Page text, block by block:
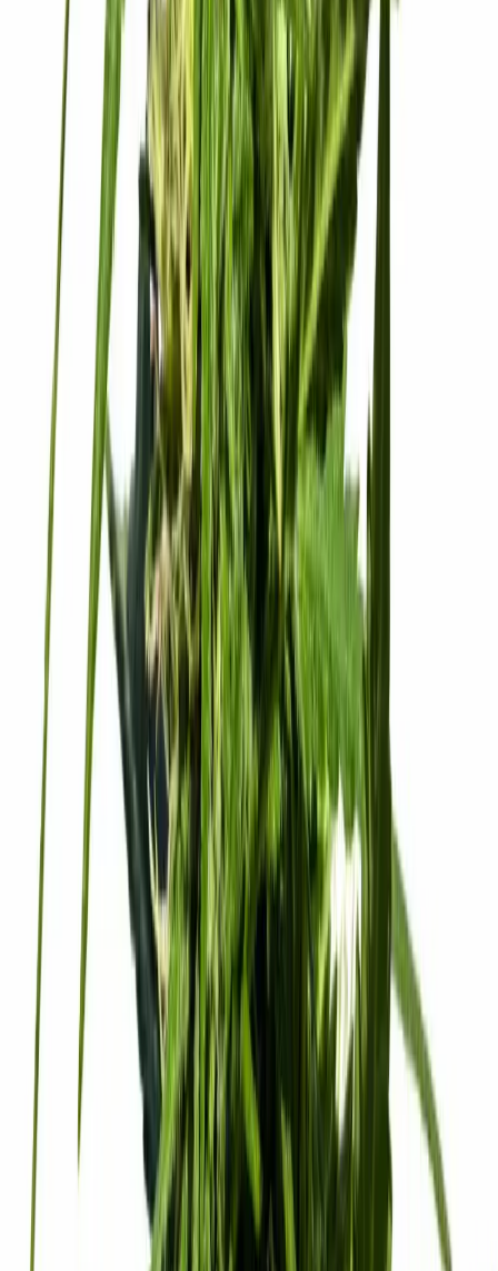
Strains
Strains Sativa Strains Indica Strains Hybrid Strains
Standorte